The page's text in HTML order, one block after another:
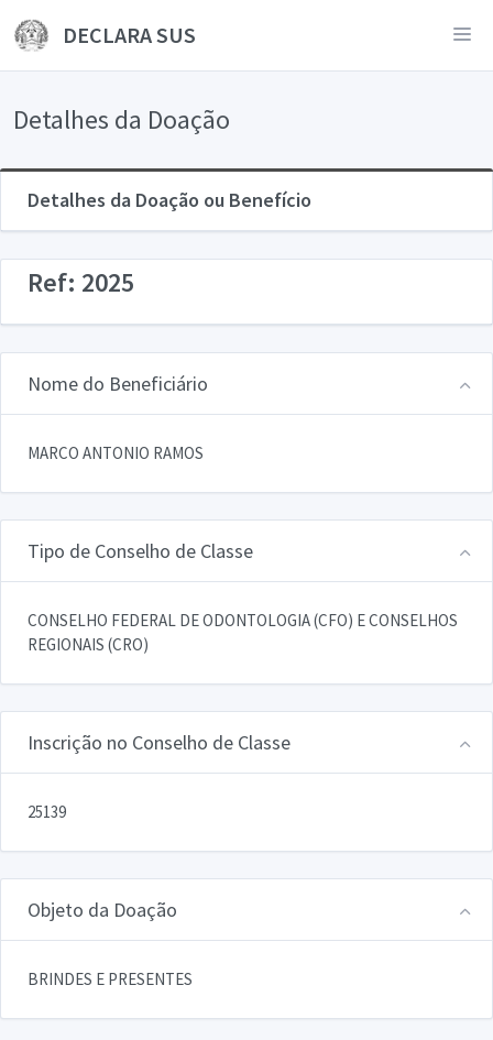
DECLARA SUS
Detalhes da Doação
Detalhes da Doação ou Benefício
Ref: 2025
Nome do Beneficiário
MARCO ANTONIO RAMOS
Tipo de Conselho de Classe
CONSELHO FEDERAL DE ODONTOLOGIA (CFO) E CONSELHOS
REGIONAIS (CRO)
Inscrição no Conselho de Classe
25139
Objeto da Doação
BRINDES E PRESENTES